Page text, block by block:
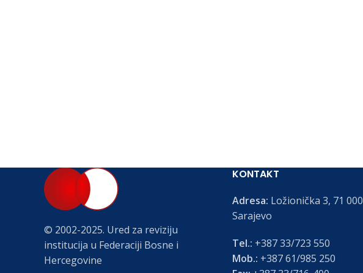
© 2002-2025. Ured za reviziju
institucija u Federaciji Bosne i
Hercegovine
KONTAKT
Adresa: Ložionička 3, 71 000
Sarajevo
Tel.: +387 33/723 550
Mob.: +387 61/985 250